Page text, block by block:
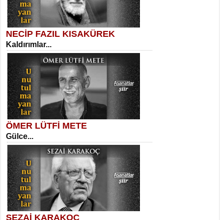
SELAHATTİN YILDIZ
İnsanın Zindanı...
MEHMET TAŞTAN
Vagon’da Bir Şairle...
Sibel Orhan
İki Kırık Boşluk...
Meral Yağmur
Eski Bir Şiir...
NECİP FAZIL KISAKÜREK
Kaldırımlar...
ÖMER LÜTFİ METE
Gülce...
SEZAİ KARAKOÇ